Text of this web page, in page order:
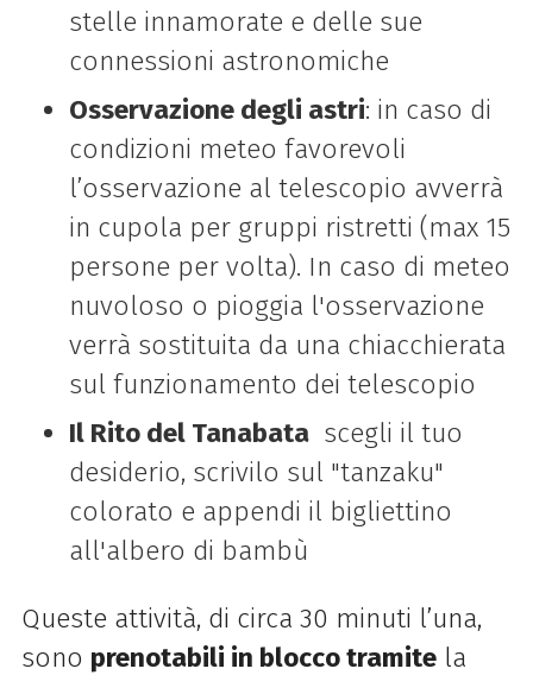
stelle innamorate e delle sue
connessioni astronomiche
Osservazione degli astri: in caso di
condizioni meteo favorevoli
l’osservazione al telescopio avverrà
in cupola per gruppi ristretti (max 15
persone per volta). In caso di meteo
nuvoloso o pioggia l'osservazione
verrà sostituita da una chiacchierata
sul funzionamento dei telescopio
Il Rito del Tanabatascegli il tuo
desiderio, scrivilo sul "tanzaku"
colorato e appendi il bigliettino
all'albero di bambù
Queste attività, di circa 30 minuti l’una,
sono prenotabili in blocco tramitela